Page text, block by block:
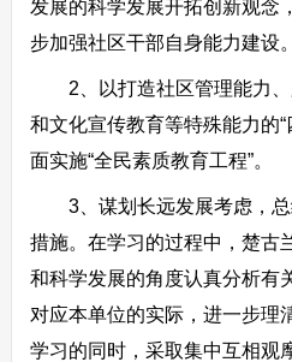
发展的科学发展开拓创新观念
步加强社区干部自身能力建设。
2、以打造社区管理能力、
和文化宣传教育等特殊能力的
面实施“全民素质教育工程”。
3、谋划长远发展考虑，总
措施。在学习的过程中，楚古
和科学发展的角度认真分析有
对应本单位的实际，进一步理
学习的同时，采取集中互相观